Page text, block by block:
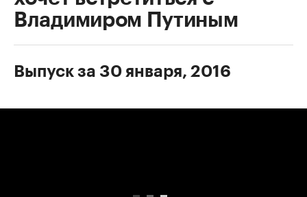
Владимиром Путиным
Выпуск за 30 января, 2016